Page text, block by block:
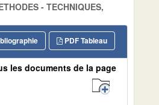
- TECHNIQUES,
PDF Tableau
les documents de la page